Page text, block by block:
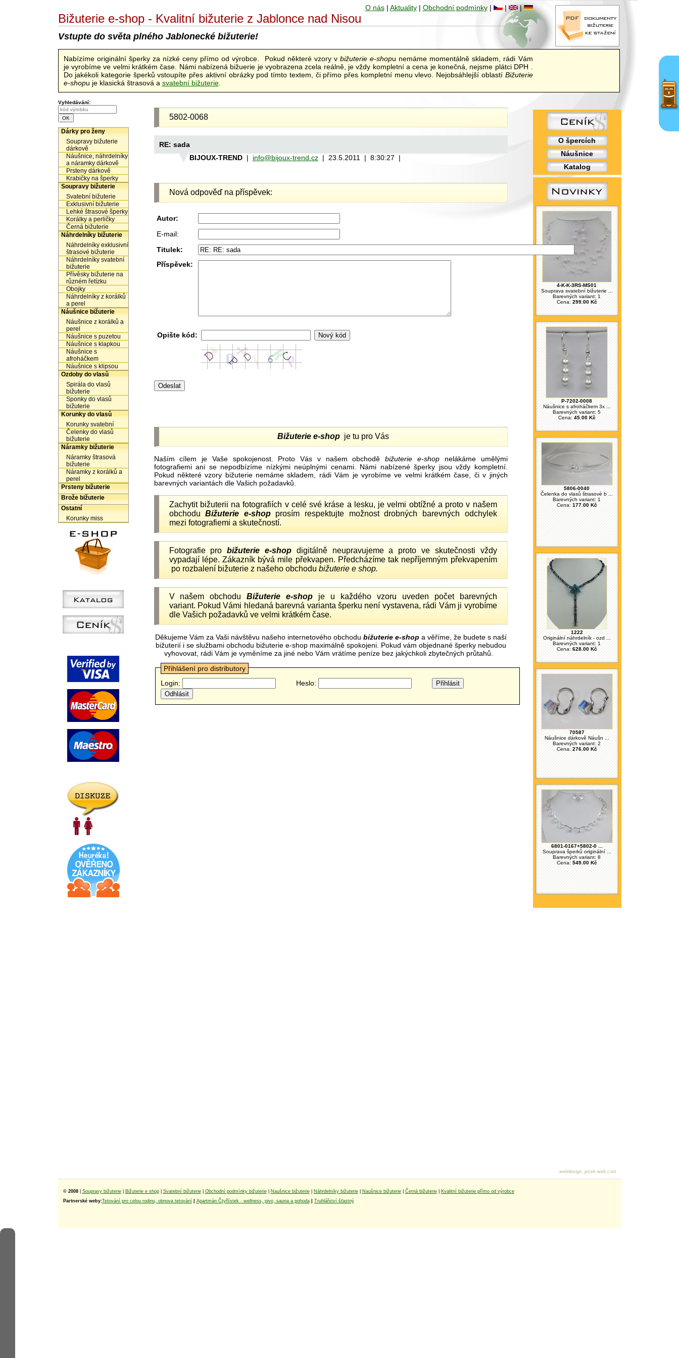
O špercích
Náušnice
Katalog
4-K-K-3RS-MS01
Souprava svatební bižuterie ...
Barevných variant: 1
Cena: 299.00 Kč
P-7202-0008
Náušnice s afroháčkem 3x ...
Barevných variant: 5
Cena: 45.00 Kč
5806-0040
Čelenka do vlasů štrasové b ...
Barevných variant: 1
Cena: 177.00 Kč
1222
Originální náhrdelník - ozd ...
Barevných variant: 1
Cena: 628.00 Kč
70587
Náušnice dárkově Náušn ...
Barevných variant: 2
Cena: 276.00 Kč
6801-0167+5802-0 ...
Souprava šperků originální ...
Barevných variant: 8
Cena:549.00 Kč
O nás| Aktuality| Obchodní podmínky| | |
Bižuterie e-shop - Kvalitní bižuterie z Jablonce nad Nisou
Vstupte do světa plného Jablonecké bižuterie!
Nabízíme originální šperky za nízké ceny přímo od výrobce. Pokud některé vzory v bižuterie e-shopu nemáme momentálně skladem, rádi Vám
je vyrobíme ve velmi krátkém čase. Námi nabízená bižuerie je vyobrazena zcela reálně, je vždy kompletní a cena je konečná, nejsme plátci DPH .
Do jakékoli kategorie šperků vstoupíte přes aktivní obrázky pod tímto textem, či přímo přes kompletní menu vlevo. Nejobsáhlejší oblastí Bižuterie
e-shopu je klasická štrasová a svatební bižuterie.
Vyhledávání:
Dárky pro ženy
Soupravy bižuterie
dárkově
Náušnice, náhrdelníky
a náramky dárkově
Prsteny dárkově
Krabičky na šperky
Soupravy bižuterie
Svatební bižuterie
Exklusivní bižuterie
Lehké štrasové šperky
Korálky a perličky
Černá bižuterie
Náhrdelníky bižuterie
Náhrdelníky exklusivní
štrasové bižuterie
Náhrdelníky svatební
bižuterie
Přívěsky bižuterie na
různém řetízku
Obojky
Náhrdelníky z korálků
a perel
Náušnice bižuterie
Náušnice z korálků a
perel
Náušnice s puzetou
Náušnice s klapkou
Náušnice s
afroháčkem
Náušnice s klipsou
Ozdoby do vlasů
Spirála do vlasů
bižuterie
Sponky do vlasů
bižuterie
Korunky do vlasů
Korunky svatební
Čelenky do vlasů
bižuterie
Náramky bižuterie
Náramky štrasová
bižuterie
Náramky z korálků a
perel
Prsteny bižuterie
Brože bižuterie
Ostatní
Korunky miss
5802-0068
RE: sada
BIJOUX-TREND| info@bijoux-trend.cz| 23.5.2011 | 8:30:27 |
Nová odpověď na příspěvek:
Autor:
E-mail:
Titulek:
Příspěvek:
Opište kód:
Bižuterie e-shopje tu pro Vás
Naším cílem je Vaše spokojenost. Proto Vás v našem obchoděbižuterie e-shopnelákáme umělými
fotografiemi ani se nepodbízíme nízkými neúplnými cenami. Námi nabízené šperky jsou vždy kompletní.
Pokud některé vzory bižuterie nemáme skladem, rádi Vám je vyrobíme ve velmi krátkém čase, či v jiných
barevných variantách dle Vašich požadavků.
Zachytit bižuterii na fotografiích v celé své kráse a lesku, je velmi obtížné a proto v našem
obchoduBižuterie e-shopprosím respektujte možnost drobných barevných odchylek
mezi fotografiemi a skutečností.
Fotografie probižuterie e-shopdigitálně neupravujeme a proto ve skutečnosti vždy
vypadají lépe. Zákazník bývá mile překvapen. Předcházíme tak nepříjemným překvapením
po rozbalení bižuterie z našeho obchodu bižuterie e shop.
V našem obchoduBižuterie e-shop je u každého vzoru uveden počet barevných
variant. Pokud Vámi hledaná barevná varianta šperku není vystavena, rádi Vám ji vyrobíme
dle Vašich požadavků ve velmi krátkém čase.
Děkujeme Vám za Vaši návštěvu našeho internetového obchodu bižuterie e-shop a věříme, že budete s naší
bižuterií i se službami obchodu bižuterie e-shop maximálně spokojeni. Pokud vám objednané šperky nebudou
vyhovovat, rádi Vám je vyměníme za jiné nebo Vám vrátíme peníze bez jakýchkoli zbytečných průtahů.
Přihlášení pro distributory
Login:
Heslo:
© 2008 Soupravy bižuterie| Bižuterie e shop| Svatební bižuterie| Obchodní podmínky bižuterie| Naušnice bižuterie| Náhrdelníky bižuterie| Naušnice bižuterie| Černá bižuterie|
Kvalitní bižuterie přímo od výrobce
Partnerské weby:Tetování pro celou rodinu, obnova tetování Apartmán Čtyřlístek - wellness, pivo, sauna a pohoda| Truhlářství šťastný
webdesign: jezek-web.com